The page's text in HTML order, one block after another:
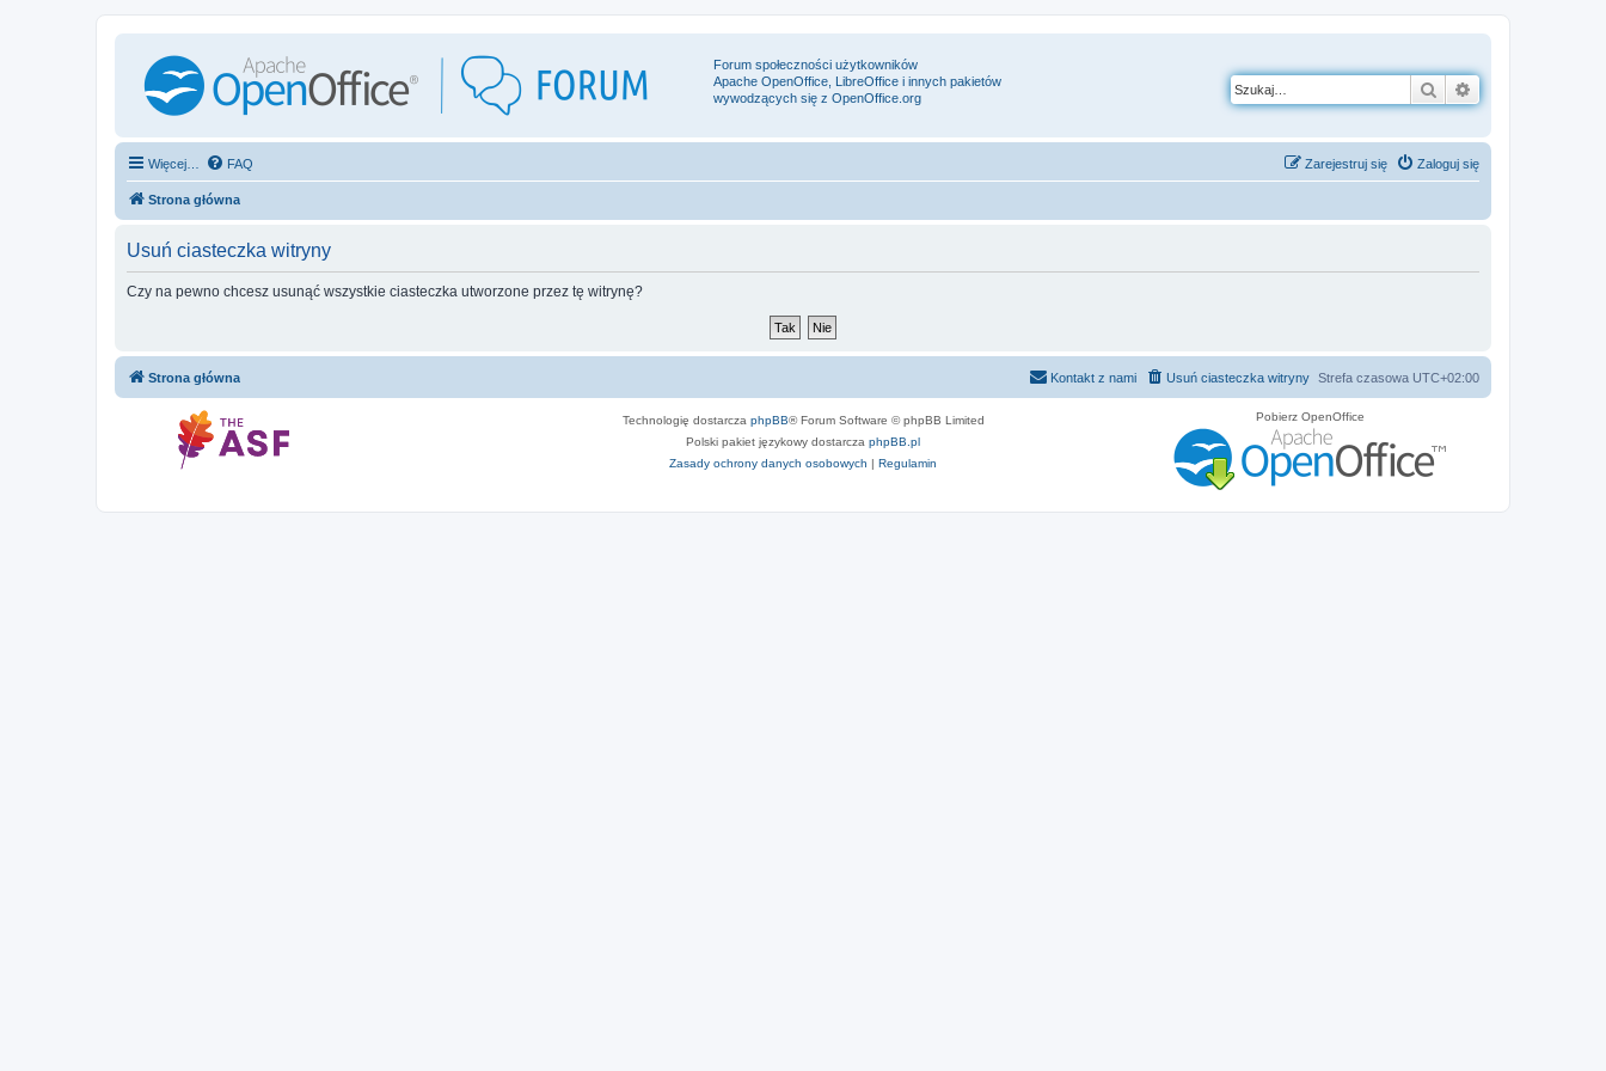
Forum społeczności użytkowników
Apache OpenOffice, LibreOffice i innych pakietów
wywodzących się z OpenOffice.org
Szukaj
Więcej… FAQ Zaloguj się
Zarejestruj się
Strona główna
Usuń ciasteczka witryny
Czy na pewno chcesz usunąć wszystkie ciasteczka utworzone przez tę witrynę?
Strona główna Strefa czasowa UTC+02:00
Usuń ciasteczka witryny
Kontakt z nami
Technologię dostarcza phpBB® Forum Software © phpBB Limited
Polski pakiet językowy dostarcza phpBB.pl
Zasady ochrony danych osobowych | Regulamin
Pobierz OpenOffice